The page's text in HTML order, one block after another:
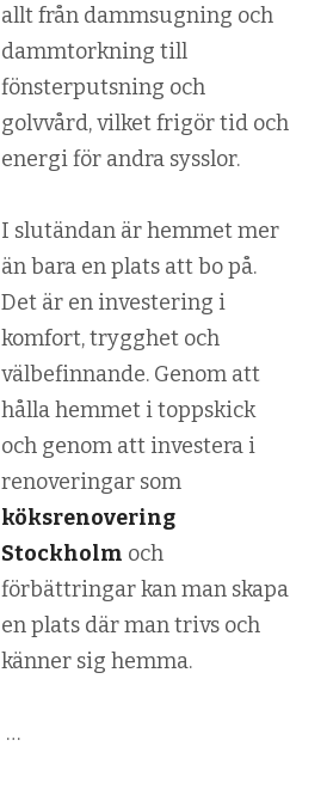
allt från dammsugning och
dammtorkning till
fönsterputsning och
golvvård, vilket frigör tid och
energi för andra sysslor.
I slutändan är hemmet mer
än bara en plats att bo på.
Det är en investering i
komfort, trygghet och
välbefinnande. Genom att
hålla hemmet i toppskick
och genom att investera i
renoveringar som
köksrenovering
Stockholm och
förbättringar kan man skapa
en plats där man trivs och
känner sig hemma.
…